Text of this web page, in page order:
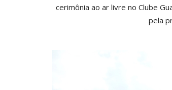
cerimônia ao ar livre no Clube
pela